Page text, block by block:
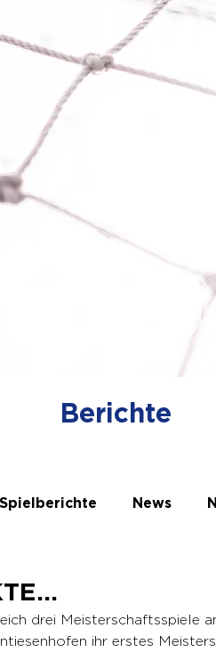
Berichte
Spielberichte News
drei Meisterschaftsspiele
ihr erstes